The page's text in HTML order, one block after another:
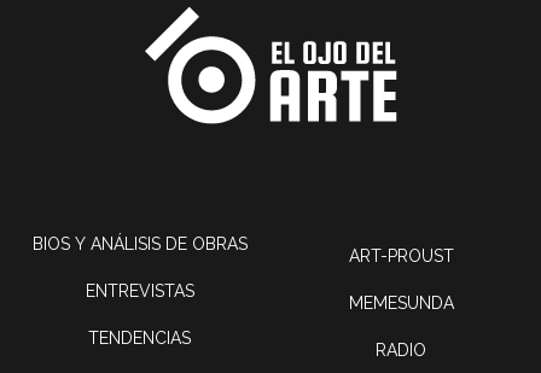
BIOS Y ANÁLISIS DE OBRAS
ENTREVISTAS
TENDENCIAS
ART-PROUST
MEMESUNDA
RADIO